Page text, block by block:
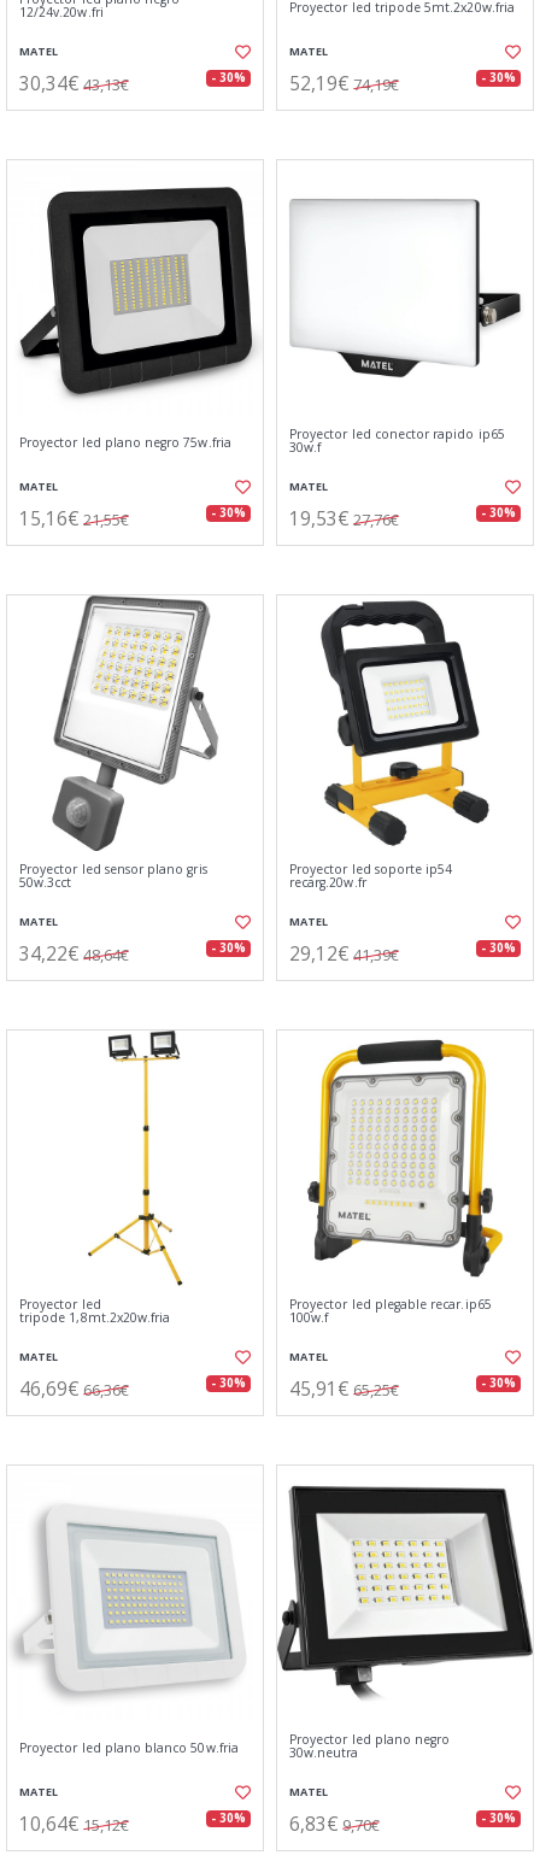
12/24v.20w.fri
MATEL
30,34€ 43,13€ - 30%
Proyector led tripode 5mt.2x20w.fria
MATEL
52,19€ 74,19€ - 30%
Proyector led plano negro 75w.fria
MATEL
15,16€ 21,55€ - 30%
Proyector led conector rapido ip65
30w.f
MATEL
19,53€ 27,76€ - 30%
Proyector led sensor plano gris
50w.3cct
MATEL
34,22€ 48,64€ - 30%
Proyector led soporte ip54
recarg.20w.fr
MATEL
29,12€ 41,39€ - 30%
Proyector led
tripode 1,8mt.2x20w.fria
MATEL
46,69€ 66,36€ - 30%
Proyector led plegable recar.ip65
100w.f
MATEL
45,91€ 65,25€ - 30%
Proyector led plano blanco 50w.fria
MATEL
10,64€ 15,12€ - 30%
Proyector led plano negro
30w.neutra
MATEL
6,83€ 9,70€ - 30%